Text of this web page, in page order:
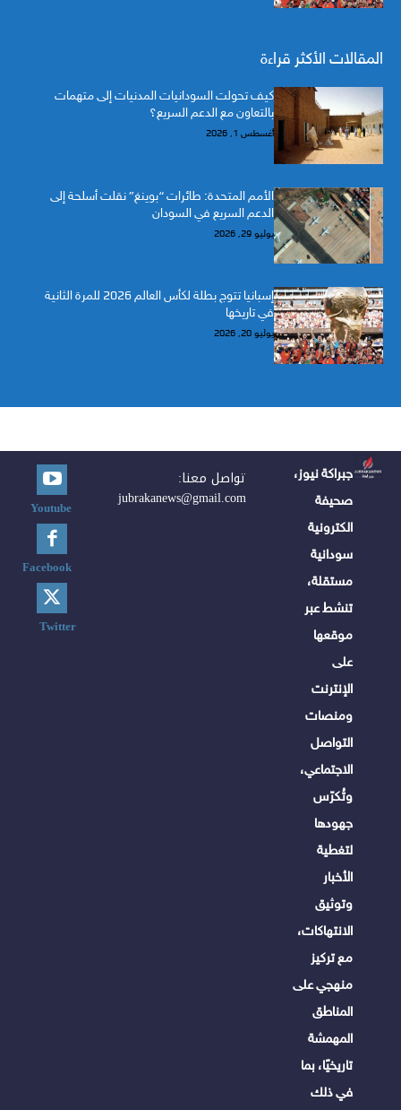
المقالات الأكثر قراءة
كيف تحولت السودانيات المدنيات إلى متهمات
بالتعاون مع الدعم السريع؟
أغسطس 1, 2026
الأمم المتحدة: طائرات “بوينغ” نقلت أسلحة إلى
الدعم السريع في السودان
يوليو 29, 2026
إسبانيا تتوج بطلة لكأس العالم 2026 للمرة الثانية
في تاريخها
يوليو 20, 2026
جبراكة نيوز،
صحيفة
الكترونية
سودانية
مستقلة،
تنشط عبر
موقعها
على
الإنترنت
ومنصات
التواصل
الاجتماعي،
وتُكرّس
جهودها
لتغطية
الأخبار
وتوثيق
الانتهاكات،
مع تركيز
منهجي على
المناطق
المهمشة
تاريخيًا، بما
في ذلك
تواصل معنا:
jubrakanews@gmail.com
Youtube
Facebook
Twitter